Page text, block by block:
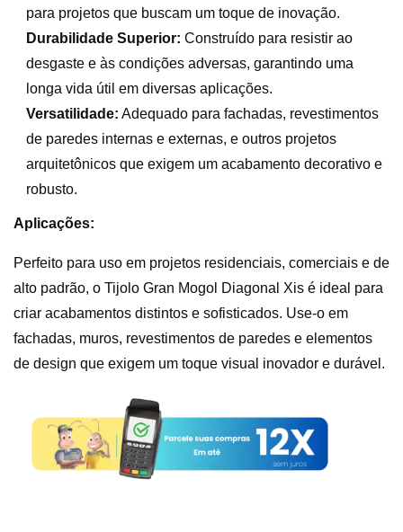
para projetos que buscam um toque de inovação.
Durabilidade Superior: Construído para resistir ao
desgaste e às condições adversas, garantindo uma
longa vida útil em diversas aplicações.
Versatilidade: Adequado para fachadas, revestimentos
de paredes internas e externas, e outros projetos
arquitetônicos que exigem um acabamento decorativo e
robusto.
Aplicações:
Perfeito para uso em projetos residenciais, comerciais e de
alto padrão, o Tijolo Gran Mogol Diagonal Xis é ideal para
criar acabamentos distintos e sofisticados. Use-o em
fachadas, muros, revestimentos de paredes e elementos
de design que exigem um toque visual inovador e durável.